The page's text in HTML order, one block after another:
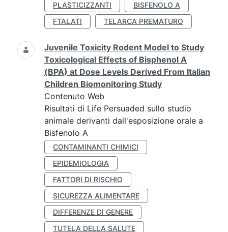
PLASTICIZZANTI
BISFENOLO A
FTALATI
TELARCA PREMATURO
Juvenile Toxicity Rodent Model to Study
Toxicological Effects of Bisphenol A
(BPA) at Dose Levels Derived From Italian
Children Biomonitoring Study
Contenuto Web
Risultati di Life Persuaded sullo studio
animale derivanti dall'esposizione orale a
Bisfenolo A
CONTAMINANTI CHIMICI
EPIDEMIOLOGIA
FATTORI DI RISCHIO
SICUREZZA ALIMENTARE
DIFFERENZE DI GENERE
TUTELA DELLA SALUTE